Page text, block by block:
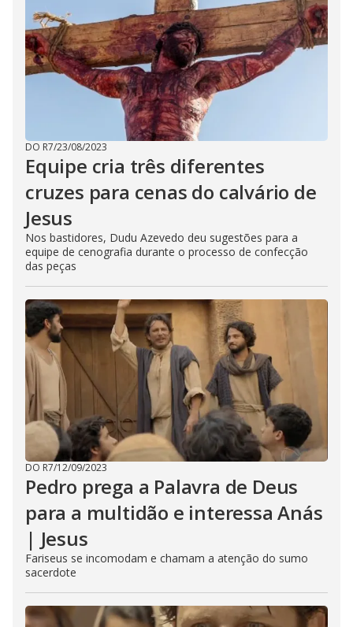
DO R7/23/08/2023
Equipe cria três diferentes
cruzes para cenas do calvário de
Jesus
Nos bastidores, Dudu Azevedo deu sugestões para a
equipe de cenografia durante o processo de confecção
das peças
DO R7/12/09/2023
Pedro prega a Palavra de Deus
para a multidão e interessa Anás
| Jesus
Fariseus se incomodam e chamam a atenção do sumo
sacerdote